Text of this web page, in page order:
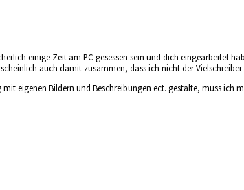
einige Zeit am PC gesessen sein und dich eingearbeitet
auch damit zusammen, dass ich nicht der
eigenen Bildern und Beschreibungen ect. gestalte, muss